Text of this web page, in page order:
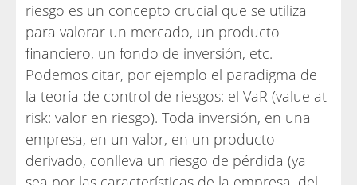
riesgo es un concepto crucial que se utiliza
para valorar un mercado, un producto
financiero, un fondo de inversión, etc.
Podemos citar, por ejemplo el paradigma de
la teoría de control de riesgos: el VaR (value at
risk: valor en riesgo). Toda inversión, en una
empresa, en un valor, en un producto
derivado, conlleva un riesgo de pérdida (ya